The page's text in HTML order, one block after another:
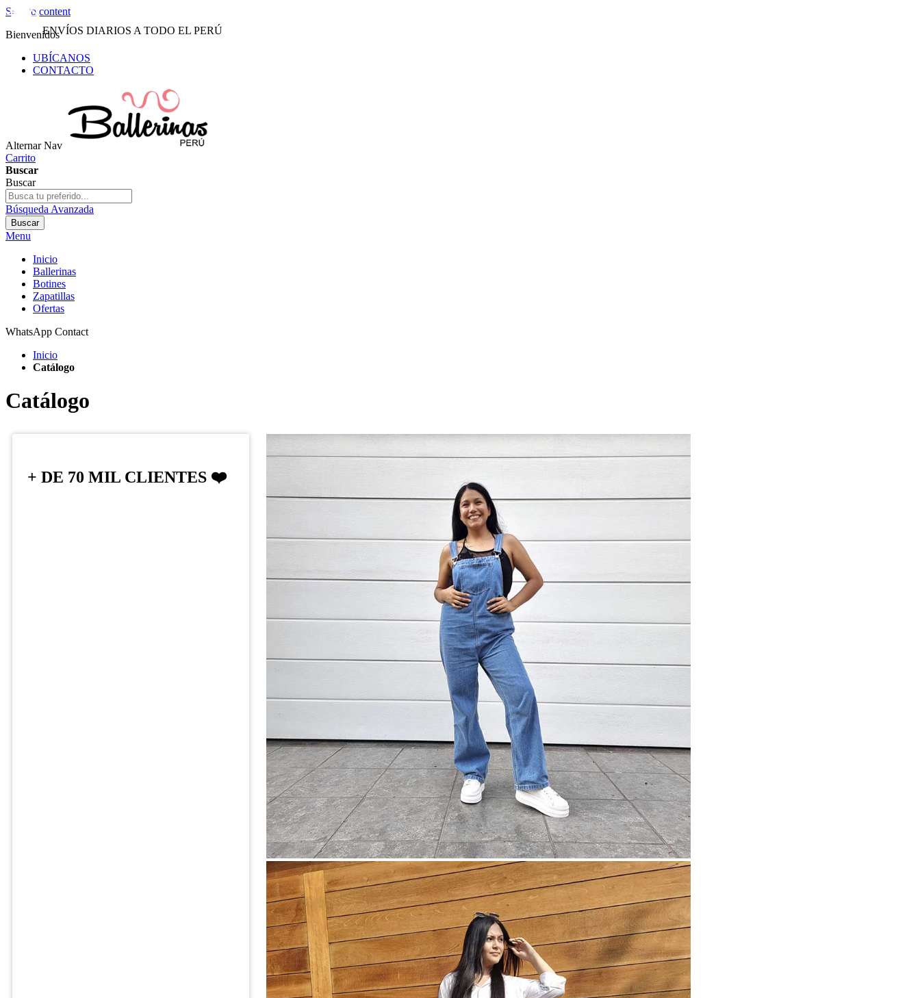
ENVÍOS DIARIOS A TODO EL PERÚ
Skip to content
Bienvenidos
UBÍCANOS
CONTACTO
Alternar Nav
Carrito
Buscar
Buscar
Búsqueda Avanzada
Buscar
Menu
Inicio
Ballerinas
Botines
Zapatillas
Ofertas
WhatsApp Contact
Inicio
Catálogo
Catálogo
+ DE 70 MIL CLIENTES ❤️